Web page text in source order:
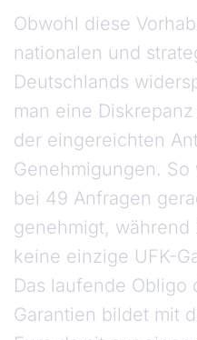
Obwohl diese
nationalen und
Deutschlands
man eine
der eingereichten
Genehmigungen.
bei 49 Anfragen
genehmigt, während
keine einzige UFK-
Das laufende Obligo
Garantien bildet mit